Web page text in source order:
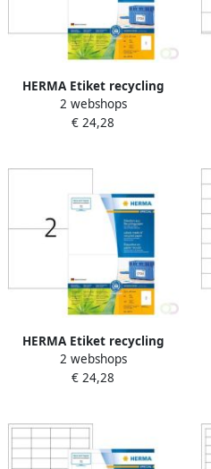
HERMA Etiket recycling
10738 210x297mm 80stuks
wit
2 webshops
€ 24,28
HERMA Etiket recycling
10737 210x148mm 160stuks
wit
2 webshops
€ 24,28